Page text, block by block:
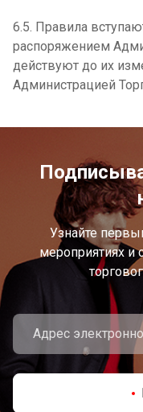
6.5. Правила
распоряжением
действуют до их
Администрацией
Узнайте
мероприятиях